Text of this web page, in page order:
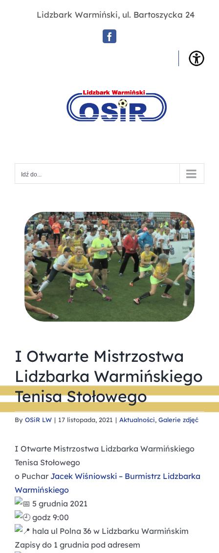
Lidzbark Warmiński, ul. Bartoszycka 24
Facebook
Idź do...
I Otwarte Mistrzostwa
Lidzbarka Warmińskiego
Tenisa Stołowego
By OSiR LW | 17 listopada, 2021 | Aktualności, Galerie zdjęć
I Otwarte Mistrzostwa Lidzbarka Warmińskiego
Tenisa Stołowego
o Puchar Jacek Wiśniowski – Burmistrz Lidzbarka
Warmińskiego
5 grudnia 2021
godz 9:00
hala ul Polna 36 w Lidzbarku Warmińskim
Zapisy do 1 grudnia pod adresem